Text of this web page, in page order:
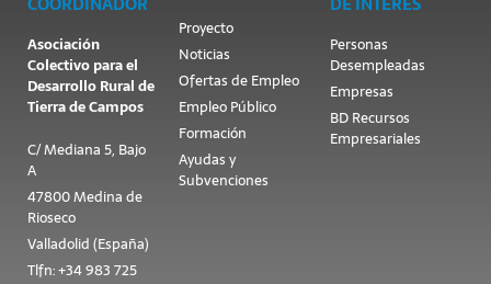
Asociación
Colectivo para el
Desarrollo Rural de
Tierra de Campos
C/ Mediana 5, Bajo
A
47800 Medina de
Rioseco
Valladolid (España)
Tlfn: +34 983 725
Proyecto
Noticias
Ofertas de Empleo
Empleo Público
Formación
Ayudas y
Subvenciones
Personas
Desempleadas
Empresas
BD Recursos
Empresariales